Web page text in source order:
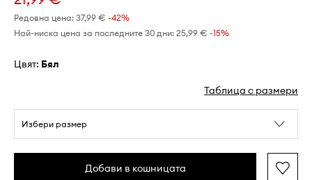
Редовна цена: 37,99 € -42%
Най-ниска цена за последните 30 дни: 25,99 € -15%
Цвят: бял
Таблица с размери
Избери размер
Добави в кошницата